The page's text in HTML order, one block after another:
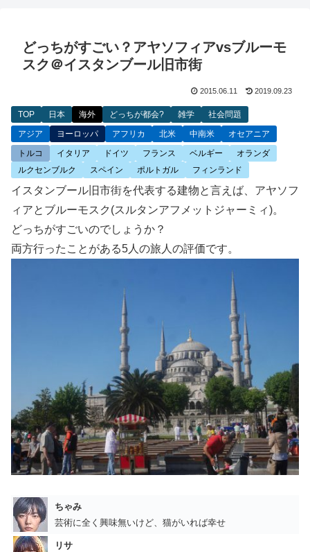
どっちがすごい？アヤソフィアvsブルーモ
スク＠イスタンブール旧市街
2015.06.11 2019.09.23
TOP 日本 海外 どっちが都会? 雑学 社会問題
アジア ヨーロッパ アフリカ 北米 中南米 オセアニア
トルコ イタリア ドイツ フランス ベルギー
オランダ
ルクセンブルク
スペイン ポルトガル フィンランド
イスタンブール旧市街を代表する建物と言えば、アヤソフ
ィアとブルーモスク(スルタンアフメットジャーミィ)。
どっちがすごいのでしょうか？
両方行ったことがある5人の旅人の評価です。
ちゃみ
芸術に全く興味無いけど、猫がいれば幸せ
リサ